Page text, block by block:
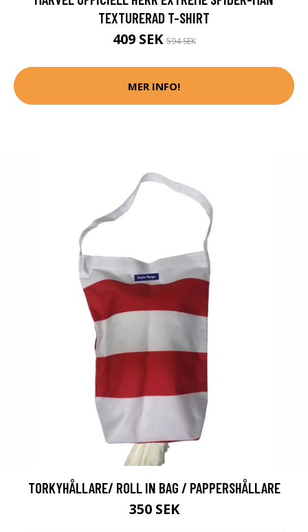
TEXTURERAD T-SHIRT
409 SEK594 SEK
MER INFO!
TORKYHÅLLARE/ ROLL IN BAG / PAPPERSHÅLLARE
350 SEK